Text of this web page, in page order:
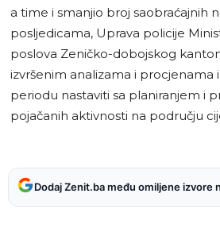
a time i smanjio broj saobraćajnih
posljedicama, Uprava policije
poslova Zeničko-dobojskog
izvršenim analizama i procjenama
periodu nastaviti sa planiranjem i
pojačanih aktivnosti na području
Dodaj Zenit.ba među omiljene izvore